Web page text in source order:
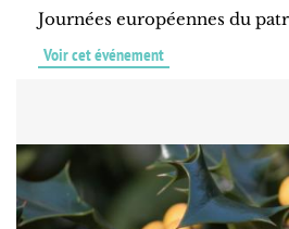
Journées européennes du
Voir cet événement